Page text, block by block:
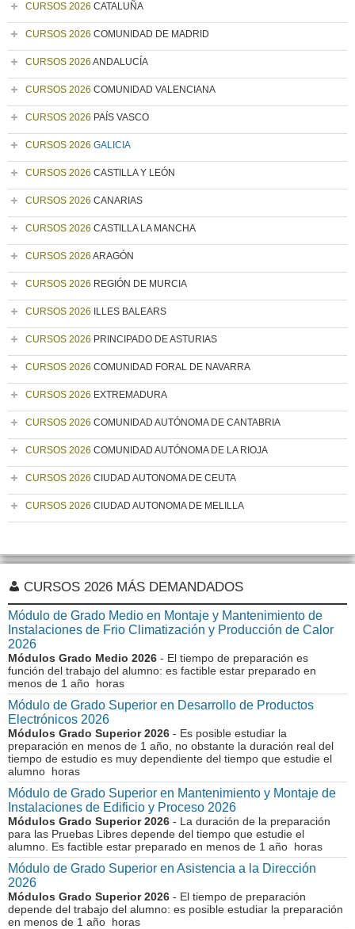
CURSOS 2026 CATALUÑA
CURSOS 2026 COMUNIDAD DE MADRID
CURSOS 2026 ANDALUCÍA
CURSOS 2026 COMUNIDAD VALENCIANA
CURSOS 2026 PAÍS VASCO
CURSOS 2026 GALICIA
CURSOS 2026 CASTILLA Y LEÓN
CURSOS 2026 CANARIAS
CURSOS 2026 CASTILLA LA MANCHA
CURSOS 2026 ARAGÓN
CURSOS 2026 REGIÓN DE MURCIA
CURSOS 2026 ILLES BALEARS
CURSOS 2026 PRINCIPADO DE ASTURIAS
CURSOS 2026 COMUNIDAD FORAL DE NAVARRA
CURSOS 2026 EXTREMADURA
CURSOS 2026 COMUNIDAD AUTÓNOMA DE CANTABRIA
CURSOS 2026 COMUNIDAD AUTÓNOMA DE LA RIOJA
CURSOS 2026 CIUDAD AUTONOMA DE CEUTA
CURSOS 2026 CIUDAD AUTONOMA DE MELILLA
CURSOS 2026 MÁS DEMANDADOS
Módulo de Grado Medio en Montaje y Mantenimiento de
Instalaciones de Frio Climatización y Producción de Calor
2026
Módulos Grado Medio 2026 - El tiempo de preparación es
función del trabajo del alumno: es factible estar preparado en
menos de 1 año horas
Módulo de Grado Superior en Desarrollo de Productos
Electrónicos 2026
Módulos Grado Superior 2026 - Es posible estudiar la
preparación en menos de 1 año, no obstante la duración real del
tiempo de estudio es muy dependiente del tiempo que estudie el
alumno horas
Módulo de Grado Superior en Mantenimiento y Montaje de
Instalaciones de Edificio y Proceso 2026
Módulos Grado Superior 2026 - La duración de la preparación
para las Pruebas Libres depende del tiempo que estudie el
alumno. Es factible estar preparado en menos de 1 año horas
Módulo de Grado Superior en Asistencia a la Dirección
2026
Módulos Grado Superior 2026 - El tiempo de preparación
depende del trabajo del alumno: es posible estudiar la preparación
en menos de 1 año horas